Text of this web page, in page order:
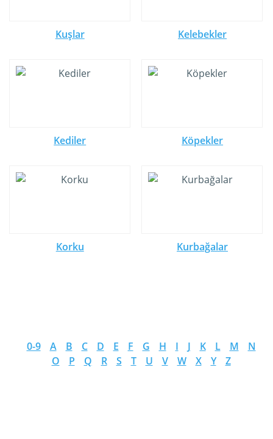
Kuşlar Kelebekler
Kediler Köpekler
Korku Kurbağalar
0-9 A B C D E F G H I J K L M
N
O
P Q R S T U V W X Y Z